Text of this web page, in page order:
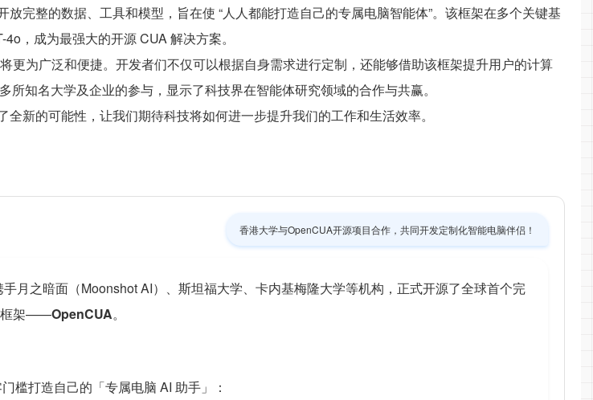
完整的数据、工具和模型，旨在使 “人人都能打造自己的专属电脑智能体”。该框架在多个关键基
，成为最强大的开源 CUA 解决方案。
更为广泛和便捷。开发者们不仅可以根据自身需求进行定制，还能够借助该框架提升用户的计算
知名大学及企业的参与，显示了科技界在智能体研究领域的合作与共赢。
新的可能性，让我们期待科技将如何进一步提升我们的工作和生活效率。
香港大学与OpenCUA开源项目合作，共同开发定制化智能电脑伴侣！
月之暗面（Moonshot AI）、斯坦福大学、卡内基梅隆大学等机构，正式开源了全球首个完
框架——OpenCUA。
槛打造自己的「专属电脑 AI 助手」：